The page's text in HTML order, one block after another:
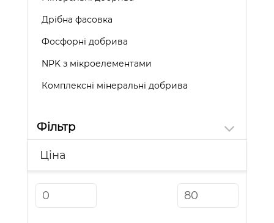
Дрібна фасовка
Фосфорні добрива
NPK з мікроелементами
Комплексні мінеральні добрива
Фільтр
Ціна